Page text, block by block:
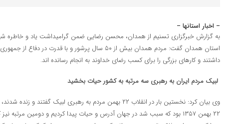
– اخبار استانها –
به گزارش خبرگزاری تسنیم از همدان، محسن رضایی ضمن گرامیداشت یاد و خاطره
استان همدان گفت: مردم همدان بیش از ۵۰ سال پرشور و با
داشتند و کارهای بزرگی را برای کسب رضای خداوند به انجام رسانده اند.
لبیک مردم ایران به رهبری سه مرتبه به کشور حیات بخشید
وی بیان کرد: نخستین بار در انقلاب ۲۲ بهمن مردم به رهبری لبیک
۲۲ بهمن ۱۳۵۷ بود که سبب شد در جهان آدرس و حیات پیدا کردیم و دومین